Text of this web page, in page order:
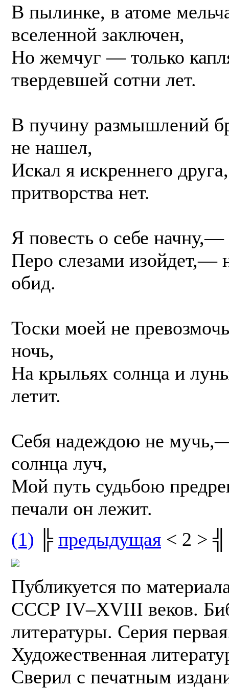
В пылинке, в атоме
вселенной заключен,
Но жемчуг — только
твердевшей сотни лет.
В пучину размышлений
не нашел,
Искал я искреннего
притворства нет.
Я повесть о себе начну,—
Перо слезами изойдет,—
обид.
Тоски моей не
ночь,
На крыльях солнца и
летит.
Себя надеждою не
солнца луч,
Мой путь судьбою
печали он лежит.
(1) ╠ предыдущая < 2 >
Публикуется по
СССР IV–XVIII веков.
литературы. Серия
Художественная
Сверил с печатным